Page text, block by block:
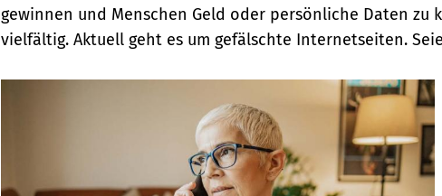
gewinnen und Menschen Geld oder persönliche Daten zu
vielfältig. Aktuell geht es um gefälschte Internetseiten.